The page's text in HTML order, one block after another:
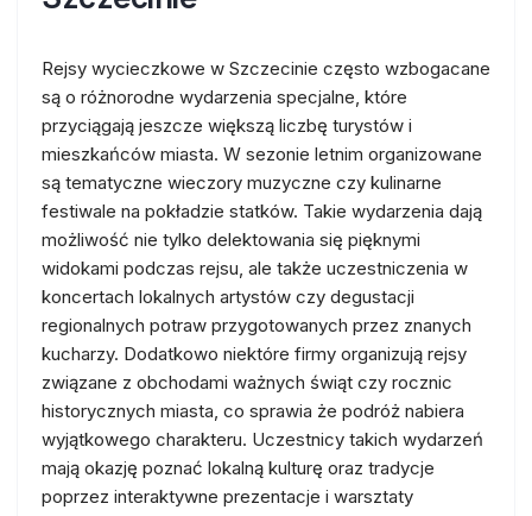
Rejsy wycieczkowe w Szczecinie często wzbogacane
są o różnorodne wydarzenia specjalne, które
przyciągają jeszcze większą liczbę turystów i
mieszkańców miasta. W sezonie letnim organizowane
są tematyczne wieczory muzyczne czy kulinarne
festiwale na pokładzie statków. Takie wydarzenia dają
możliwość nie tylko delektowania się pięknymi
widokami podczas rejsu, ale także uczestniczenia w
koncertach lokalnych artystów czy degustacji
regionalnych potraw przygotowanych przez znanych
kucharzy. Dodatkowo niektóre firmy organizują rejsy
związane z obchodami ważnych świąt czy rocznic
historycznych miasta, co sprawia że podróż nabiera
wyjątkowego charakteru. Uczestnicy takich wydarzeń
mają okazję poznać lokalną kulturę oraz tradycje
poprzez interaktywne prezentacje i warsztaty